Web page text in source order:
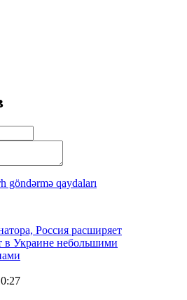
göndərmə qaydaları